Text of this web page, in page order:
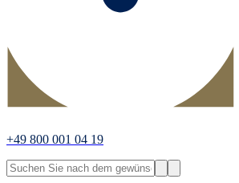
+49 800 001 04 19